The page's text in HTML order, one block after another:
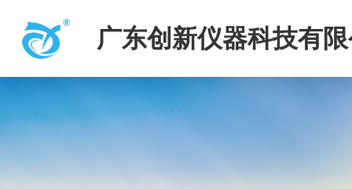
广东创新仪器科技有